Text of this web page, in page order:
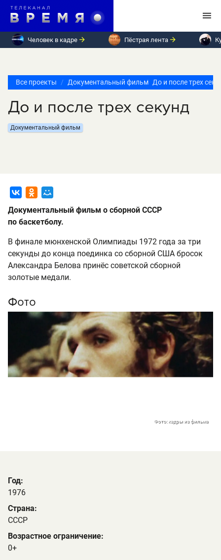
Человек в кадре Пёстрая лента
Все проекты Документальный фильм До и после трех
До и после трех секунд
Документальный фильм
Документальный фильм о сборной СССР
по баскетболу.
В финале мюнхенской Олимпиады 1972 года за три
секунды до конца поединка со сборной США бросок
Александра Белова принёс советской сборной
золотые медали.
Фото
Фото: кадры из фильма
Год:
1976
Страна:
СССР
Возрастное ограничение:
0+